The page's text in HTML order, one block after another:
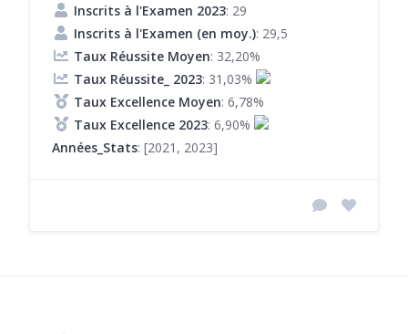
Inscrits à l'Examen 2023: 29
Inscrits à l'Examen (en moy.): 29,5
Taux Réussite Moyen: 32,20%
Taux Réussite_ 2023: 31,03%
Taux Excellence Moyen: 6,78%
Taux Excellence 2023: 6,90%
Années_Stats: [2021, 2023]